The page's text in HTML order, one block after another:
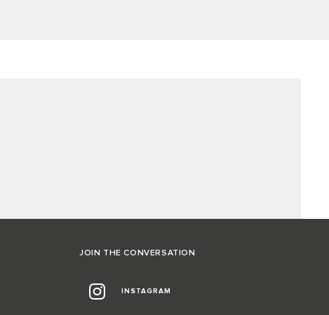
JOIN THE CONVERSATION
INSTAGRAM